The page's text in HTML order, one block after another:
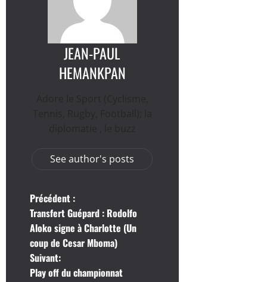
JEAN-PAUL
HEMANKPAN
See author's posts
N
a
v
Précédent :
Transfert Guépard : Rodolfo
Aloko signe à Charlotte (Un
coup de Cesar Mboma)
Suivant:
Play off du championnat